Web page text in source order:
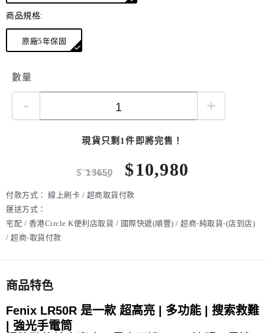
商品規格:
原廠5年保固
數量
- +
現貨只剩1件即將完售！
$13650 $10,980
付款方式： 線上刷卡 / 超商取貨付款
運送方式：
宅配 / 香港Circle K便利店取貨 / 國際快遞(順豐) / 超商-純取貨-(店到店)
/ 超商-取貨付款
商品特色
Fenix LR50R 是一款 超高亮 | 多功能 | 搜索救難
| 強光手電筒